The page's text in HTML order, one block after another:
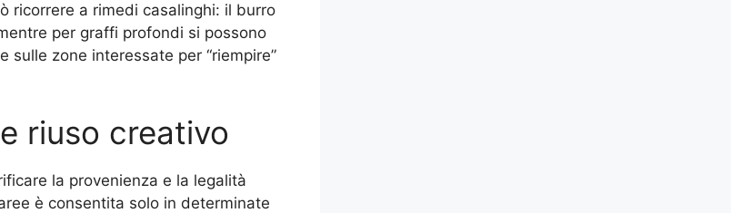
ricorrere a rimedi casalinghi: il burro
per graffi profondi si possono
zone interessate per “riempire”
riuso creativo
la provenienza e la legalità
è consentita solo in determinate